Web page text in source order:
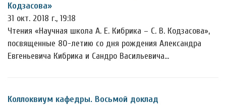
Кодзасова»
31 окт. 2018 г., 19:18
Чтения «Научная школа А. Е. Кибрика – С. В. Кодзасова»,
посвященные 80-летию со дня рождения Александра
Евгеньевича Кибрика и Сандро Васильевича…
Коллоквиум кафедры. Восьмой доклад